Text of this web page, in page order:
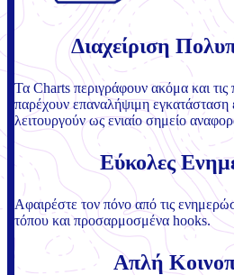
Διαχείριση
Τα Charts περιγράφουν ακόμα και τις
παρέχουν επαναλήψιμη εγκατάσταση
λειτουργούν ως ενιαίο σημείο
Εύκολες
Αφαιρέστε τον πόνο από τις
τόπου και προσαρμοσμένα hooks.
Απλή